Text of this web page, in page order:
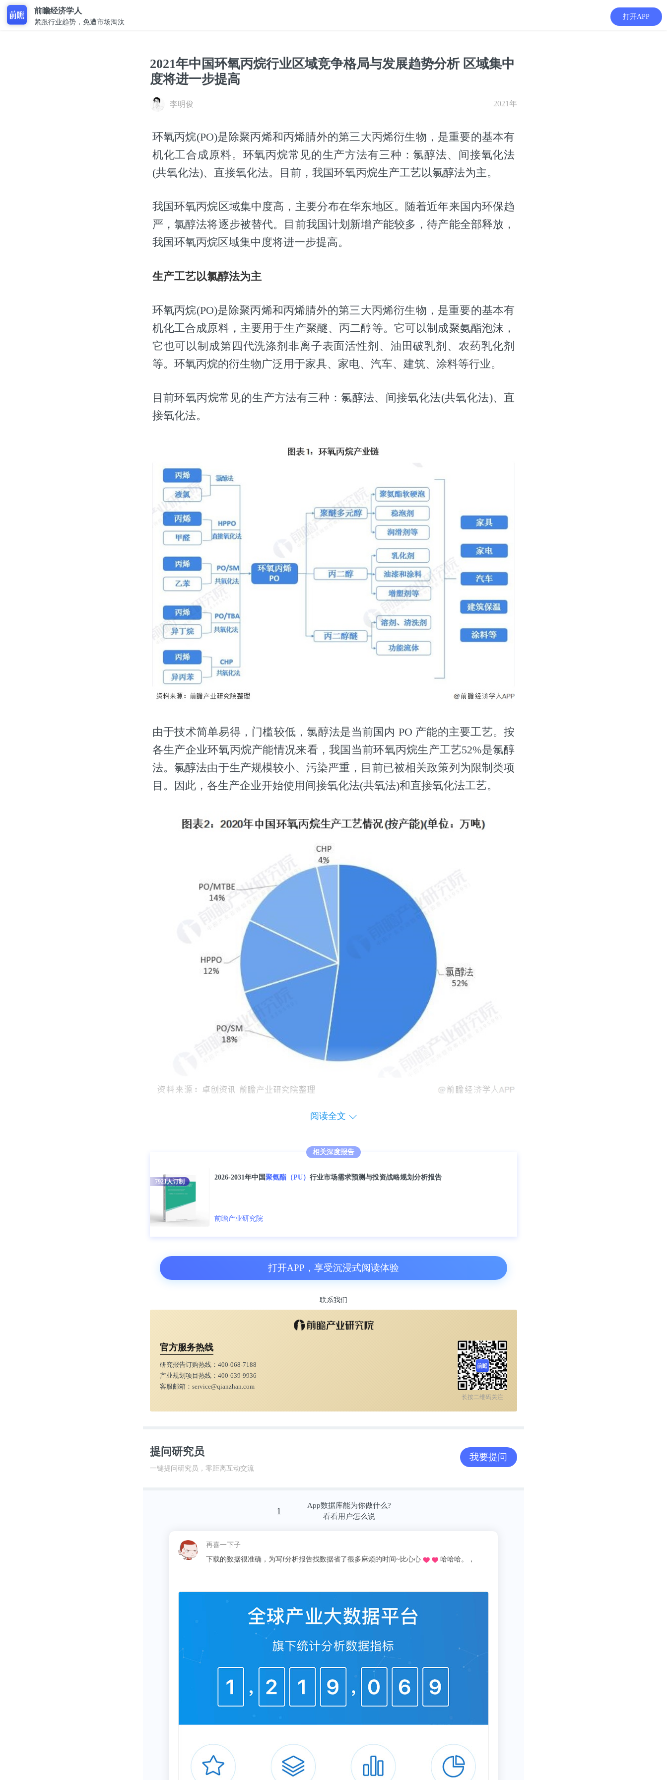
前瞻经济学人
紧跟行业趋势，免遭市场淘汰
打开APP
2021年中国环氧丙烷行业区域竞争格局与发展趋势分析 区域集中
度将进一步提高
李明俊 2021年
环氧丙烷(PO)是除聚丙烯和丙烯腈外的第三大丙烯衍生物，是重要的基本有
机化工合成原料。环氧丙烷常见的生产方法有三种：氯醇法、间接氧化法
(共氧化法)、直接氧化法。目前，我国环氧丙烷生产工艺以氯醇法为主。
我国环氧丙烷区域集中度高，主要分布在华东地区。随着近年来国内环保趋
严，氯醇法将逐步被替代。目前我国计划新增产能较多，待产能全部释放，
我国环氧丙烷区域集中度将进一步提高。
生产工艺以氯醇法为主
环氧丙烷(PO)是除聚丙烯和丙烯腈外的第三大丙烯衍生物，是重要的基本有
机化工合成原料，主要用于生产聚醚、丙二醇等。它可以制成聚氨酯泡沫，
它也可以制成第四代洗涤剂非离子表面活性剂、油田破乳剂、农药乳化剂
等。环氧丙烷的衍生物广泛用于家具、家电、汽车、建筑、涂料等行业。
目前环氧丙烷常见的生产方法有三种：氯醇法、间接氧化法(共氧化法)、直
接氧化法。
由于技术简单易得，门槛较低，氯醇法是当前国内 PO 产能的主要工艺。按
各生产企业环氧丙烷产能情况来看，我国当前环氧丙烷生产工艺52%是氯醇
法。氯醇法由于生产规模较小、污染严重，目前已被相关政策列为限制类项
目。因此，各生产企业开始使用间接氧化法(共氧法)和直接氧化法工艺。
目前，我国生产环氧丙烷的生产企业共有19家，其中华东地区有13家。据
2020年各厂商环氧丙烷产能来看，市场集中度CR4为37%，属于低集中寡占
型。我国环氧丙烷行业区域集中度较高，主要集中在华东地区，华东地区生
产企业的产能占全国总产能的71%。
2021-2024年，我国新增投产环氧丙烷产能预计将达554.5万吨，主要集中在
华东地区，其中新进入环氧丙烷生产企业较多。
新增环氧丙烷的生产工艺均为间接氧化法(共氧法)和直接氧化法，其中
PO/SM共氧法和HPPO直接氧化法是新增产能最多的工艺，分别占新增产能
工率走低，尤其是在2017年，山东、天津等多地氯醇法环氧丙烷产能开工受
限，预计未来我国将逐步实现氯醇法生产工艺的替换。
阅读全文
相关深度报告
2026-2031年中国聚氨酯（PU）行业市场需求预测与投资战略规划分析报告
前瞻产业研究院
7921人订制
打开APP，享受沉浸式阅读体验
联系我们
官方服务热线
研究报告订购热线：400-068-7188
产业规划项目热线：400-639-9936
客服邮箱：service@qianzhan.com
长按二维码关注
提问研究员
一键提问研究员，零距离互动交流
我要提问
1
App数据库能为你做什么?
看看用户怎么说
这昵称我pick了
同学推荐的o，不用去图书馆在宿舍就可以看文献写论文啦，再也不用早起去扒位23333